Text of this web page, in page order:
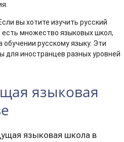
вы хотите изучить русский
множество языковых школ,
русскому языку. Эти
для иностранцев разных уровней
языковая
языковая школа в